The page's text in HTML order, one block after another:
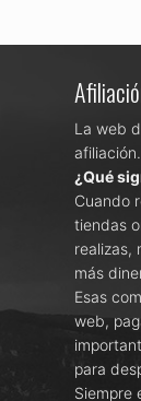
La web
afiliación.
¿Qué
Cuando
tiendas
realizas,
más
Esas
web,
para
Siempre